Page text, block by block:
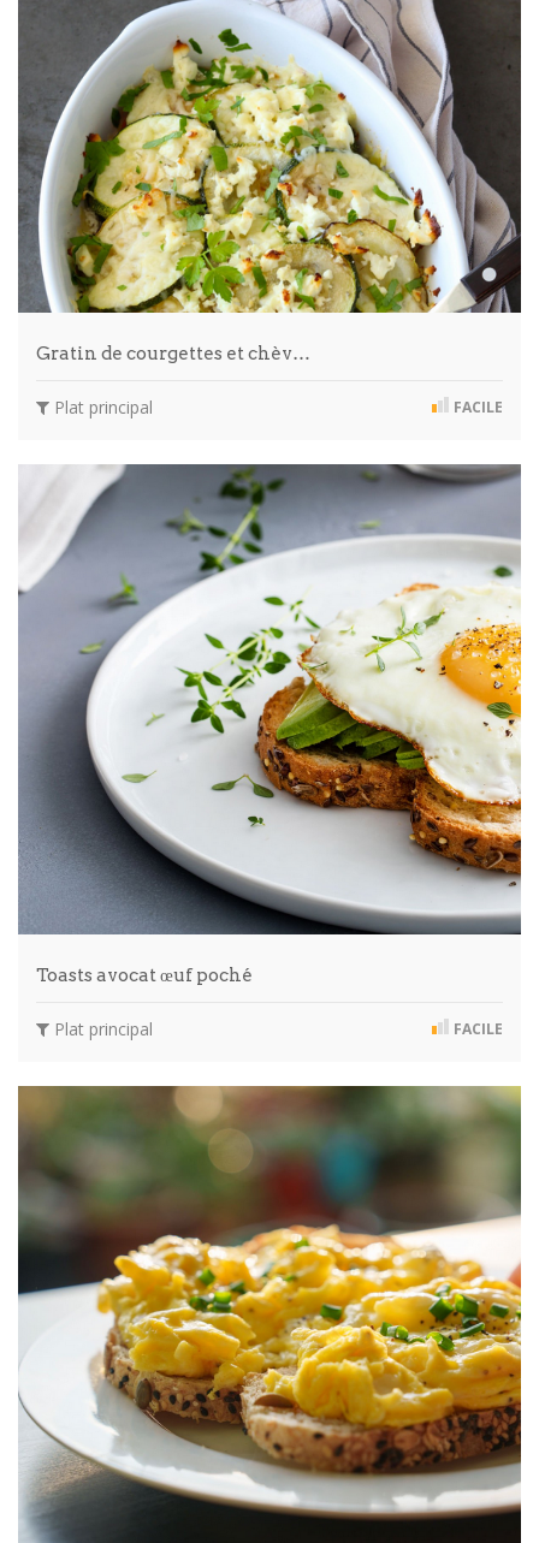
Gratin de courgettes et chèv…
Plat principal FACILE
Toasts avocat œuf poché
Plat principal FACILE